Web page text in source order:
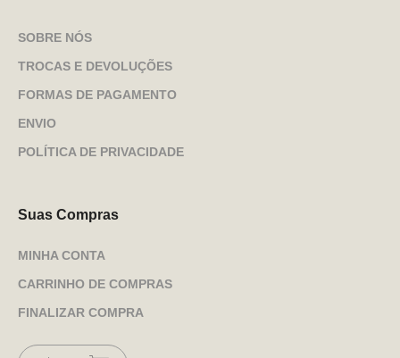
SOBRE NÓS
TROCAS E DEVOLUÇÕES
FORMAS DE PAGAMENTO
ENVIO
POLÍTICA DE PRIVACIDADE
Suas Compras
MINHA CONTA
CARRINHO DE COMPRAS
FINALIZAR COMPRA